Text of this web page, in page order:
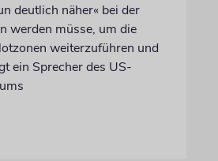
deutlich näher« bei der
werden müsse, um die
weiterzuführen und
ein Sprecher des US-